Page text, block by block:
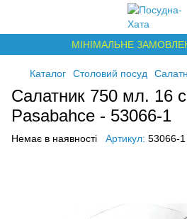
МІНІМАЛЬНЕ
Каталог Столовий посуд
Салатник 750 мл. 16
Pasabahce - 53066-1
Немає в наявності Артикул: 53066-1